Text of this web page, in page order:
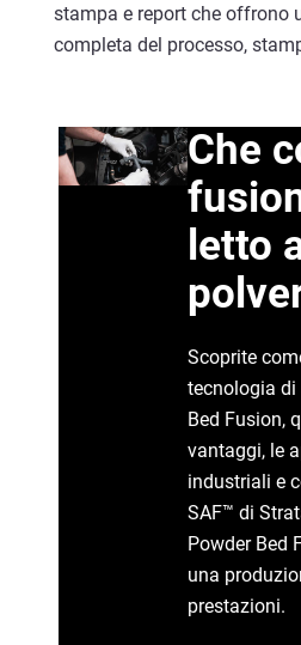
stampa e report che offrono
completa del processo,
Che
letto
Scoprite
tecnologia di
Bed Fusion,
vantaggi, le
industriali e
SAF™ di
Powder Bed
una
prestazioni.